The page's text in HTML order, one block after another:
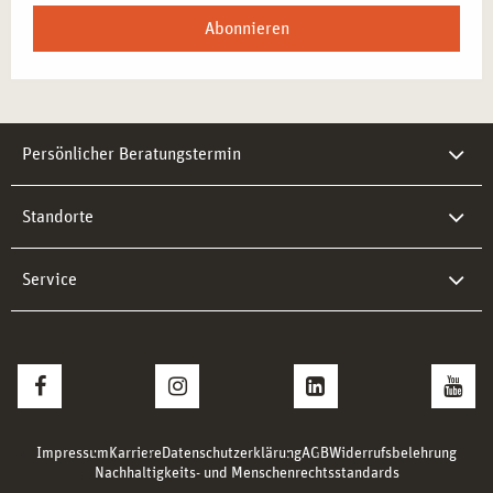
Abonnieren
Persönlicher Beratungstermin
Standorte
Service
Impressum KarriereDatenschutzerklärungAGBWiderrufsbelehrung
Nachhaltigkeits- und Menschenrechtsstandards